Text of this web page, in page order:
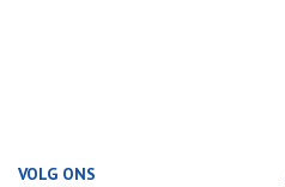
VOLG ONS